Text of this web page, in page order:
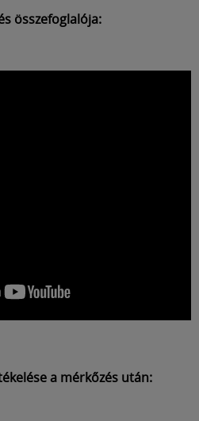
összefoglalója:
a mérkőzés után: